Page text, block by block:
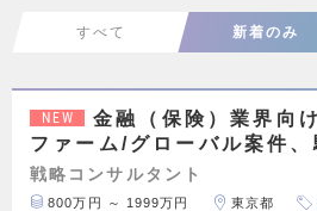
すべて 新着のみ
NEW
金融（保険）業界向
ファーム/グローバル案件、
戦略コンサルタント
800万円 ～ 1999万円 東京都